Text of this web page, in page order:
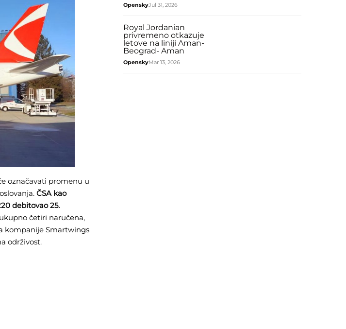
označavati promenu u
ČSA kao
debitovao 25.
četiri naručena,
kompanije Smartwings
održivost.
OpenskyJul 31, 2026
Royal Jordanian
privremeno otkazuje
letove na liniji Aman-
Beograd- Aman
OpenskyMar 13, 2026